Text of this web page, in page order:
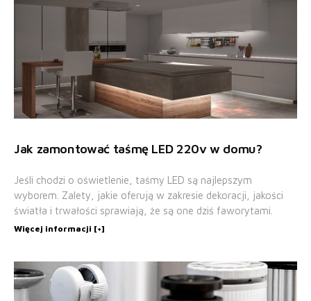
Jak zamontować taśmę LED 220v w domu?
Jeśli chodzi o oświetlenie, taśmy LED są najlepszym
wyborem. Zalety, jakie oferują w zakresie dekoracji, jakości
światła i trwałości sprawiają, że są one dziś faworytami.
Więcej informacji [+]